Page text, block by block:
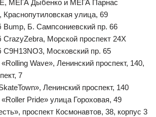
МЕГА Дыбенко и МЕГА Парнас
Краснопутиловская улица, 69
Bump, Б. Сампсониевский пр. 66
CrazyZebra, Морской проспект 24Х
C9H13NO3, Московский пр. 65
Wave», Ленинский проспект, 140,
7
Ленинский проспект, 140
Pride» улица Гороховая, 49
проспект Космонавтов, 38, корпус 3